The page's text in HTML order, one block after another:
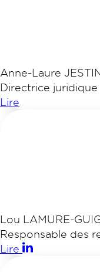
Anne-Laure
Directrice juridique
Lire
Lou LAMURE-
Responsable des
Lire